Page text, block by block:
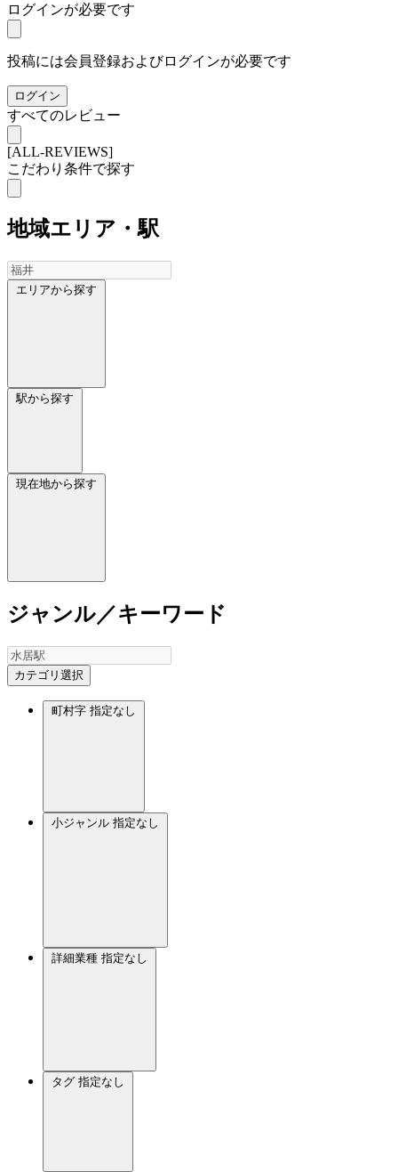
ログインが必要です
投稿には会員登録およびログインが必要です
ログイン
すべてのレビュー
[ALL-REVIEWS]
こだわり条件で探す
地域エリア・駅
エリアから探す
駅から探す
現在地から探す
ジャンル／キーワード
カテゴリ選択
町村字 指定なし
小ジャンル 指定なし
詳細業種 指定なし
タグ 指定なし